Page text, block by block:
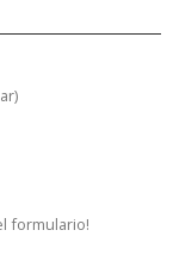
)
formulario!